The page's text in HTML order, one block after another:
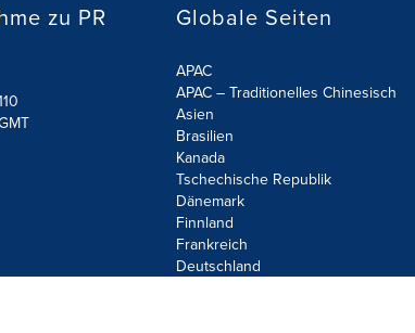
zu PR
Globale Seiten
APAC
APAC – Traditionelles Chinesisch
Asien
Brasilien
Kanada
Tschechische Republik
Dänemark
Finnland
Frankreich
Deutschland